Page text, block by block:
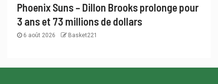
Phoenix Suns – Dillon Brooks prolonge pour
3 ans et 73 millions de dollars
6 août 2026 Basket221